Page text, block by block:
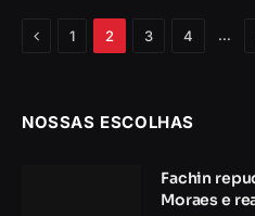
Anterior
1 2 3 4 …
NOSSAS ESCOLHAS
Fachin
Moraes e